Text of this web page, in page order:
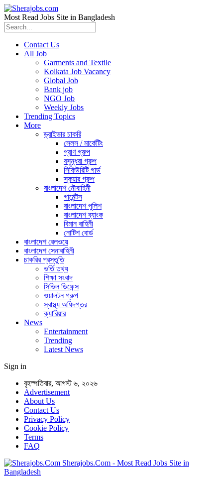
Most Read Jobs Site in Bangladesh
Contact Us
All Job
Garments and Textile
Kolkata Job Vacancy
Global Job
Bank job
NGO Job
Weekly Jobs
Trending Topics
More
ড্রাইভার চাকরি
সেলস / মার্কেটিং
প্রাণ গ্রুপ
বসুন্ধরা গ্রুপ
সিকিউরিটি গার্ড
স্কয়ার গ্রুপ
বাংলাদেশ নৌবাহিনী
গার্মেন্টস
বাংলাদেশ পুলিশ
বাংলাদেশ ব্যাংক
বিমান বাহিনী
নোটিশ বোর্ড
বাংলাদেশ রেলওয়ে
বাংলাদেশ সেনাবাহিনী
চাকরির প্রস্তুতি
ভর্তি তথ্য
শিক্ষা সংবাদ
সিভিল ডিফেন্স
ওয়ালটন গ্রুপ
স্বাস্থ্য অধিদপ্তর
ক্যারিয়ার
News
Entertainment
Trending
Latest News
Sign in
বৃহস্পতিবার, আগস্ট ৬, ২০২৬
Advertisement
About Us
Contact Us
Privacy Policy
Cookie Policy
Terms
FAQ
Sherajobs.Com - Most Read Jobs Site in
Bangladesh